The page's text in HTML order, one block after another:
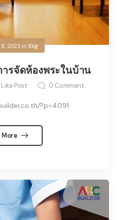
8, 2023 in Blog
รจัดห้องพระในบ้าน
Like Post 0 Comment
?p=4091
More